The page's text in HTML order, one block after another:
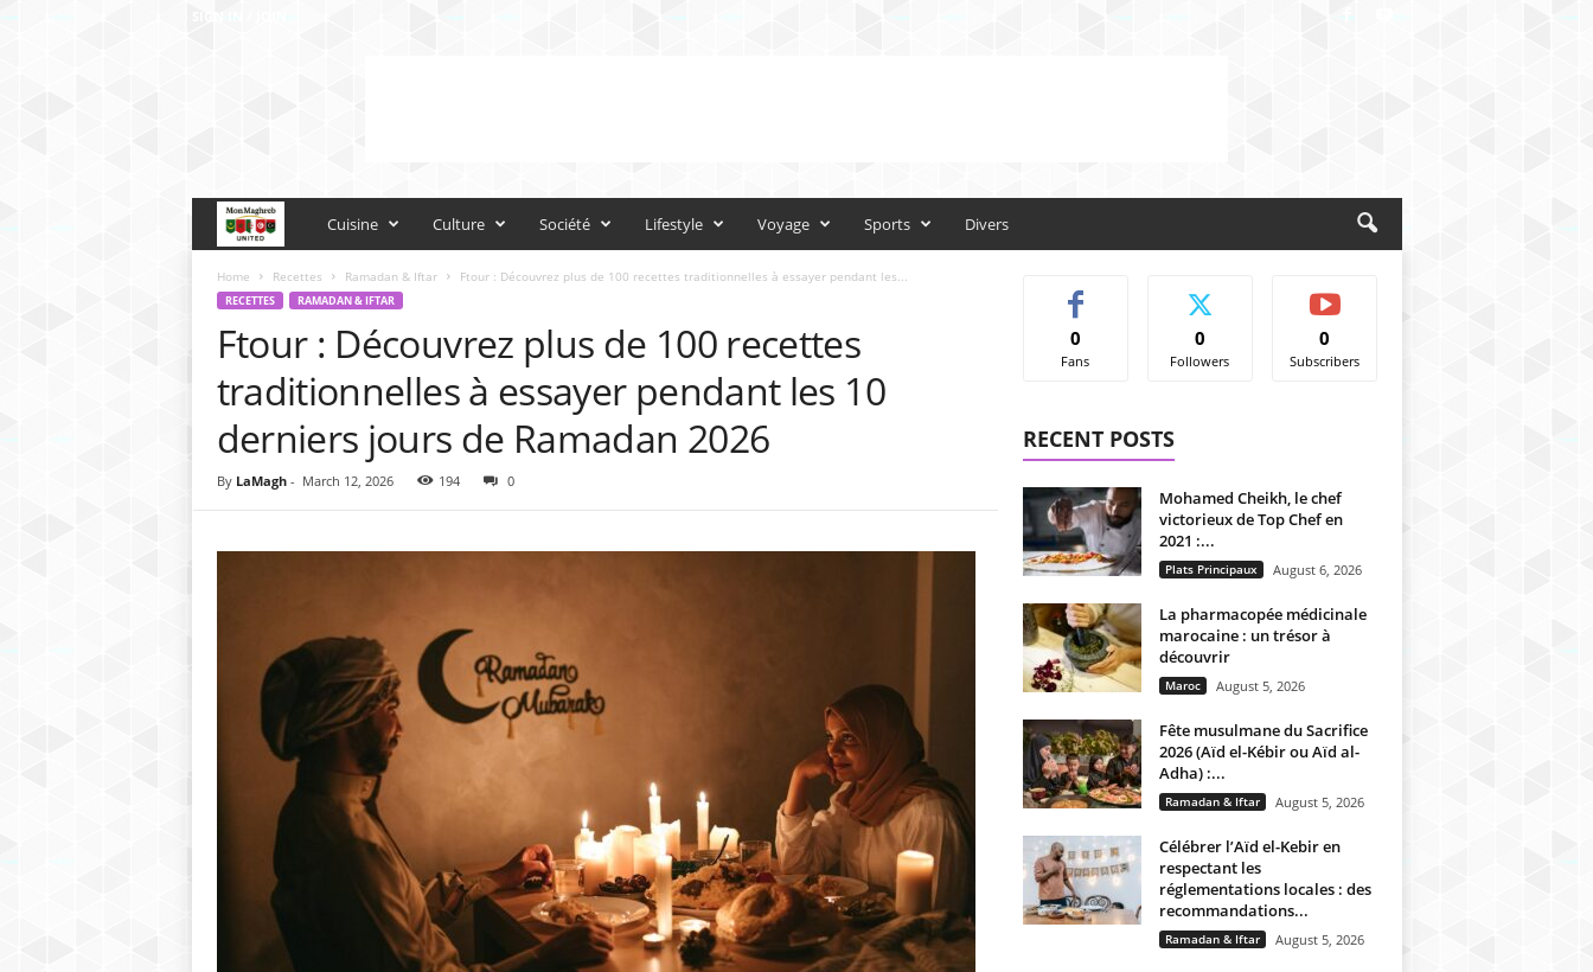
SIGN IN / JOIN
o
M
a
g
e
Cuisine Culture Société Lifestyle Voyage Sports Divers
Home Recettes Ramadan & Iftar Ftour : Découvrez plus de 100 recettes traditionnelles à essayer pendant les...
RECETTES RAMADAN & IFTAR
Ftour : Découvrez plus de 100 recettes
traditionnelles à essayer pendant les 10
derniers jours de Ramadan 2026
By LaMagh- March 12, 2026 194 0
0
Fans
0
Followers
0
Subscribers
RECENT POSTS
Mohamed Cheikh, le chef
victorieux de Top Chef en
2021 :...
Plats Principaux August 6, 2026
La pharmacopée médicinale
marocaine : un trésor à
découvrir
Maroc August 5, 2026
Fête musulmane du Sacrifice
2026 (Aïd el-Kébir ou Aïd al-
Adha) :...
Ramadan & Iftar August 5, 2026
Célébrer l’Aïd el-Kebir en
respectant les
réglementations locales : des
recommandations...
Ramadan & Iftar August 5, 2026